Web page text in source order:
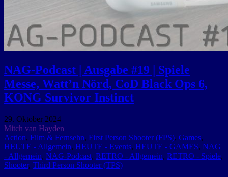
NAG-Podcast | Ausgabe #19 | Spiele
Messe, Watt’n Nörd, CoD Black Ops 6,
KONG Survivor Instinct
29. Oktober 2024
Mitch van Hayden
Action, Film & Fernsehn, First Person Shooter (FPS), Games,
HEUTE - Allgemein, HEUTE - Events, HEUTE - GAMES, NAG
- Allgemein, NAG-Podcast, RETRO - Allgemein, RETRO - Spiele,
Shooter, Third Person Shooter (TPS)